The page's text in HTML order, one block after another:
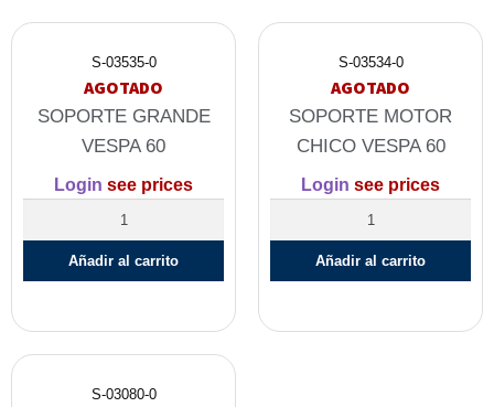
S-03535-0
AGOTADO
SOPORTE GRANDE
VESPA 60
Login see prices
Añadir al carrito
S-03534-0
AGOTADO
SOPORTE MOTOR
CHICO VESPA 60
Login see prices
Añadir al carrito
S-03080-0